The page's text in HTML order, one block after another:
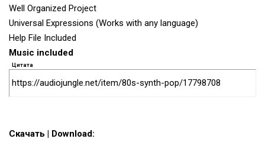
Well Organized Project
Universal Expressions (Works with any language)
Help File Included
Music included
Цитата
https://audiojungle.net/item/80s-synth-pop/17798708
Скачать | Download: